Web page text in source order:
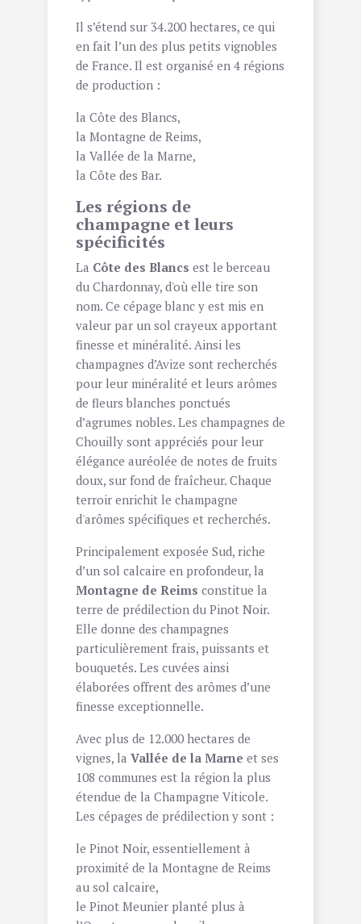
Il s’étend sur 34.200 hectares, ce qui
en fait l’un des plus petits vignobles
de France. Il est organisé en 4 régions
de production :
la Côte des Blancs,
la Montagne de Reims,
la Vallée de la Marne,
la Côte des Bar.
Les régions de
champagne et leurs
spécificités
La Côte des Blancs est le berceau
du Chardonnay, d'où elle tire son
nom. Ce cépage blanc y est mis en
valeur par un sol crayeux apportant
finesse et minéralité. Ainsi les
champagnes d’Avize sont recherchés
pour leur minéralité et leurs arômes
de fleurs blanches ponctués
d’agrumes nobles. Les champagnes de
Chouilly sont appréciés pour leur
élégance auréolée de notes de fruits
doux, sur fond de fraîcheur. Chaque
terroir enrichit le champagne
d'arômes spécifiques et recherchés.
Principalement exposée Sud, riche
d’un sol calcaire en profondeur, la
Montagne de Reims constitue la
terre de prédilection du Pinot Noir.
Elle donne des champagnes
particulièrement frais, puissants et
bouquetés. Les cuvées ainsi
élaborées offrent des arômes d’une
finesse exceptionnelle.
Avec plus de 12.000 hectares de
vignes, la Vallée de la Marne et ses
108 communes est la région la plus
étendue de la Champagne Viticole.
Les cépages de prédilection y sont :
le Pinot Noir, essentiellement à
proximité de la Montagne de Reims
au sol calcaire,
le Pinot Meunier planté plus à